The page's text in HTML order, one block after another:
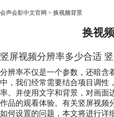
会声会影中文官网 > 换视频背景
换视
竖屏视频分辨率多少合适
分辨率不仅是一个参数，还暗含
中，我们经常需要结合项目调性
率。并使用文字和背景，对画面
作品的观看体验。有关竖屏视频
如何设置的问题，本文将进行详